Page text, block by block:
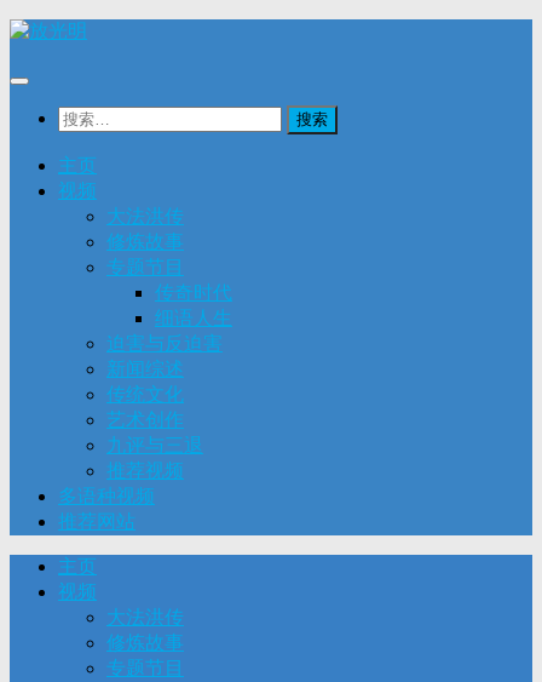
Skip
搜
主页
视频
大法洪传
修炼故事
专题节目
传奇时代
细语人生
迫害与反迫害
新闻综述
传统文化
艺术创作
九评与三退
推荐视频
多语种视频
推荐网站
主页
视频
大法洪传
修炼故事
专题节目